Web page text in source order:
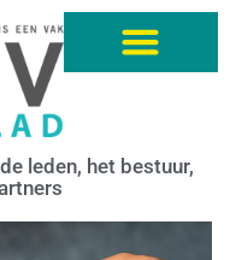
leden, het bestuur,